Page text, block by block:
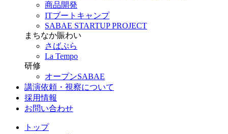
商品開発
ITブートキャンプ
SABAE STARTUP PROJECT
まちなか賑わい
さばぷら
La Tempo
研修
オープンSABAE
講演依頼・視察について
採用情報
お問い合わせ
トップ